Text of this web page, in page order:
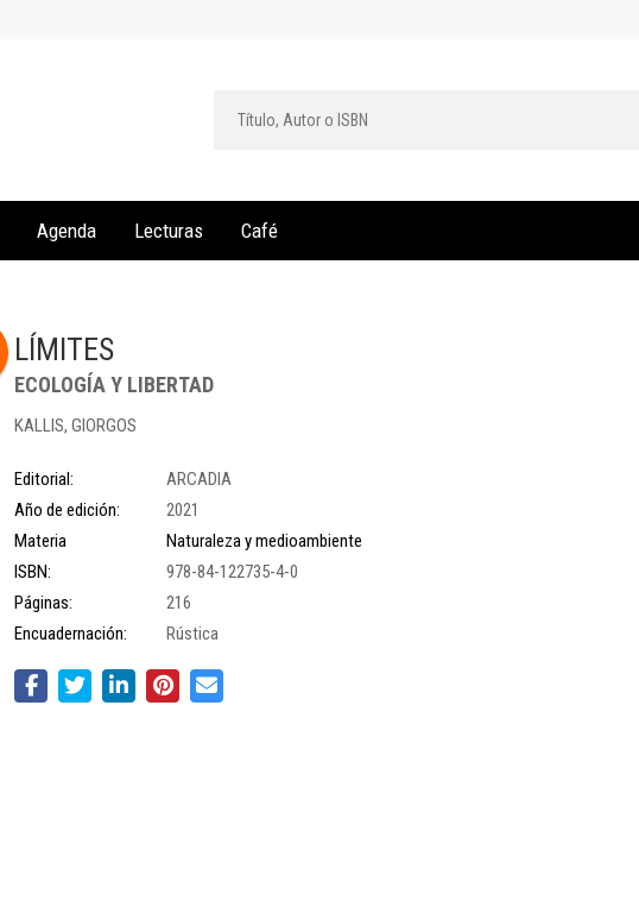
Agenda Lecturas Café
LÍMITES
ECOLOGÍA Y LIBERTAD
KALLIS, GIORGOS
Editorial:
ARCADIA
Año de edición:
2021
Materia
Naturaleza y medioambiente
ISBN:
978-84-122735-4-0
Páginas:
216
Encuadernación:
Rústica